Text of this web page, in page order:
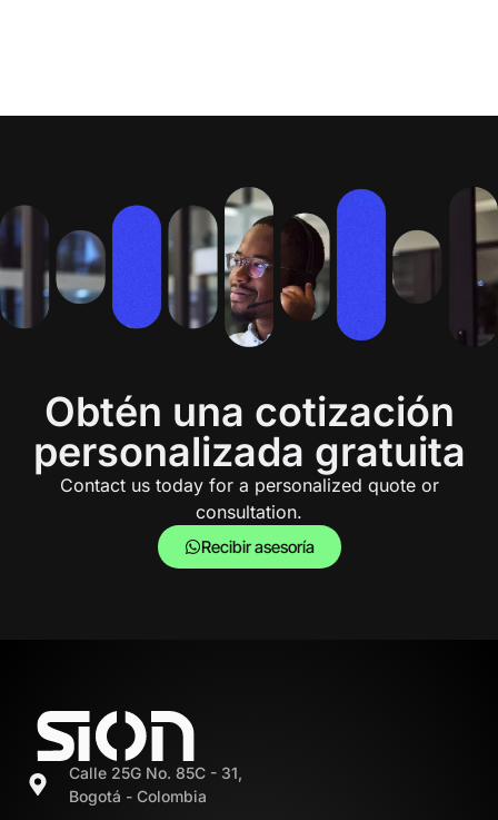
Obtén una cotización
personalizada gratuita
Contact us today for a personalized quote or
consultation.
Recibir asesoría
Calle 25G No. 85C - 31,
Bogotá - Colombia